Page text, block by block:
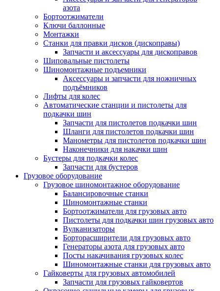
азота
Бортоотжиматели
Ключи баллонные
Монтажки
Станки для правки дисков (дископравы)
Запчасти и аксессуары для дископравов
Шиповальные пистолеты
Шиномонтажные подъемники
Аксессуары и запчасти для ножничных
подъёмников
Лифты для колес
Автоматические станции и пистолеты для
подкачки шин
Запчасти для пистолетов подкачки шин
Шланги для пистолетов подкачки шин
Манометры для пистолетов подкачки шин
Наконечники для накачки шин
Бустеры для подкачки колес
Запчасти для бустеров
Грузовое оборудование
Грузовое шиномонтажное оборудование
Балансировочные станки
Шиномонтажные станки
Бортоотжиматели для грузовых авто
Пистолеты для подкачки шин грузовых авто
Вулканизаторы
Борторасширители для грузовых авто
Генераторы азота для грузовых авто
Посты накачивания грузовых колес
Шиномонтажные станки для грузовых авто
Гайковерты для грузовых автомобилей
Запчасти для грузовых гайковертов